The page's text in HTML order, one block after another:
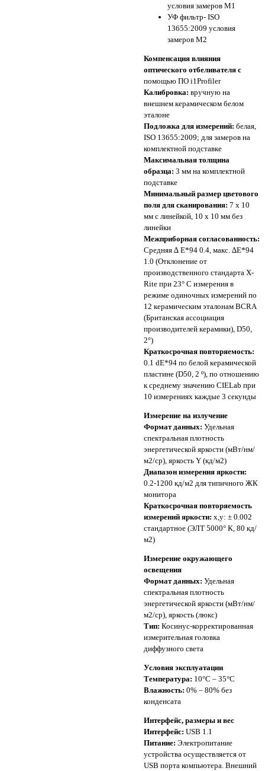
условия замеров M1
УФ фильтр- ISO
13655:2009 условия
замеров M2
Компенсация влияния
оптического отбеливателя с
помощью ПО i1Profiler
Калибровка: вручную на
внешнем керамическом белом
эталоне
Подложка для измерений: белая,
ISO 13655:2009; для замеров на
комплектной подставке
Максимальная толщина
образца: 3 мм на комплектной
подставке
Минимальный размер цветового
поля для сканирования: 7 x 10
мм с линейкой, 10 x 10 мм без
линейки
Межприборная согласованность:
Средняя ∆ E*94 0.4, макс. ∆E*94
1.0 (Отклонение от
производственного стандарта X-
Rite при 23° С измерения в
режиме одиночных измерений по
12 керамическим эталонам BCRA
(Британская ассоциация
производителей керамики), D50,
2°)
Краткосрочная повторяемость:
0.1 dE*94 по белой керамической
пластине (D50, 2 º), по отношению
к среднему значению CIELab при
10 измерениях каждые 3 секунды
Измерение на излучение
Формат данных: Удельная
спектральная плотность
энергетической яркости (мВт/нм/
м2/ср), яркость Y (кд/м2)
Диапазон измерения яркости:
0.2-1200 кд/м2 для типичного ЖК
монитора
Краткосрочная повторяемость
измерений яркости: x,y: ± 0.002
стандартное (ЭЛТ 5000° К, 80 кд/
м2)
Измерение окружающего
освещения
Формат данных: Удельная
спектральная плотность
энергетической яркости (мВт/нм/
м2/ср), яркость (люкс)
Тип: Косинус-корректированная
измерительная головка
диффузного света
Условия эксплуатации
Температура: 10°C – 35°C
Влажность: 0% – 80% без
конденсата
Интерфейс, размеры и вес
Интерфейс: USB 1.1
Питание: Электропитание
устройства осуществляется от
USB порта компьютера. Внешний